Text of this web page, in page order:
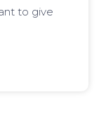
to give